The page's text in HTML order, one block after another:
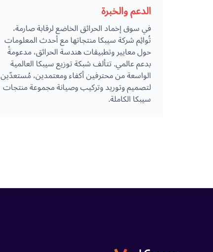
الدعم والخبرة
في سوق إخماد الحرائق الخاضع لرقابة صارمة،
تُوائِم شركة سيبكا منتجاتها مع أحدث المعلومات
حول معايير وتطبيقات هندسة الحرائق، مدعومةً
بدعم عالمي. تتألف شبكة توزيع سيبكا العالمية
الواسعة من محترفين أكفاء ومعتمدين، مُستعدّين
لتصميم وتوريد وتركيب وصيانة مجموعة منتجات
سيبكا الكاملة.